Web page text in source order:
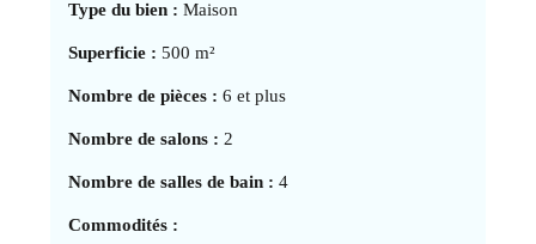
Type du bien : Maison
Superficie : 500 m²
Nombre de pièces : 6 et plus
Nombre de salons : 2
Nombre de salles de bain : 4
Commodités :